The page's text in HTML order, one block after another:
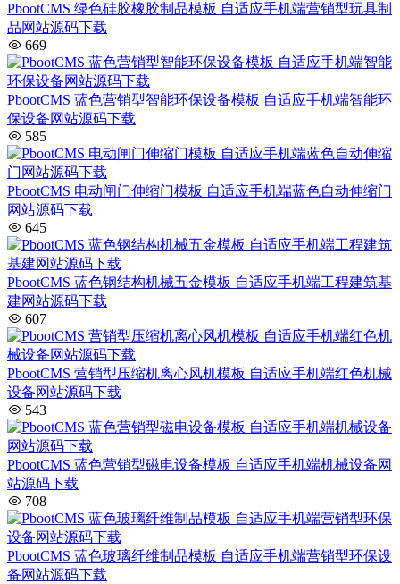
PbootCMS 绿色硅胶橡胶制品模板 自适应手机端营销型玩具制
品网站源码下载
669
PbootCMS 蓝色营销型智能环保设备模板 自适应手机端智能环
保设备网站源码下载
585
PbootCMS 电动闸门伸缩门模板 自适应手机端蓝色自动伸缩门
网站源码下载
645
PbootCMS 蓝色钢结构机械五金模板 自适应手机端工程建筑基
建网站源码下载
607
PbootCMS 营销型压缩机离心风机模板 自适应手机端红色机械
设备网站源码下载
543
PbootCMS 蓝色营销型磁电设备模板 自适应手机端机械设备网
站源码下载
708
PbootCMS 蓝色玻璃纤维制品模板 自适应手机端营销型环保设
备网站源码下载